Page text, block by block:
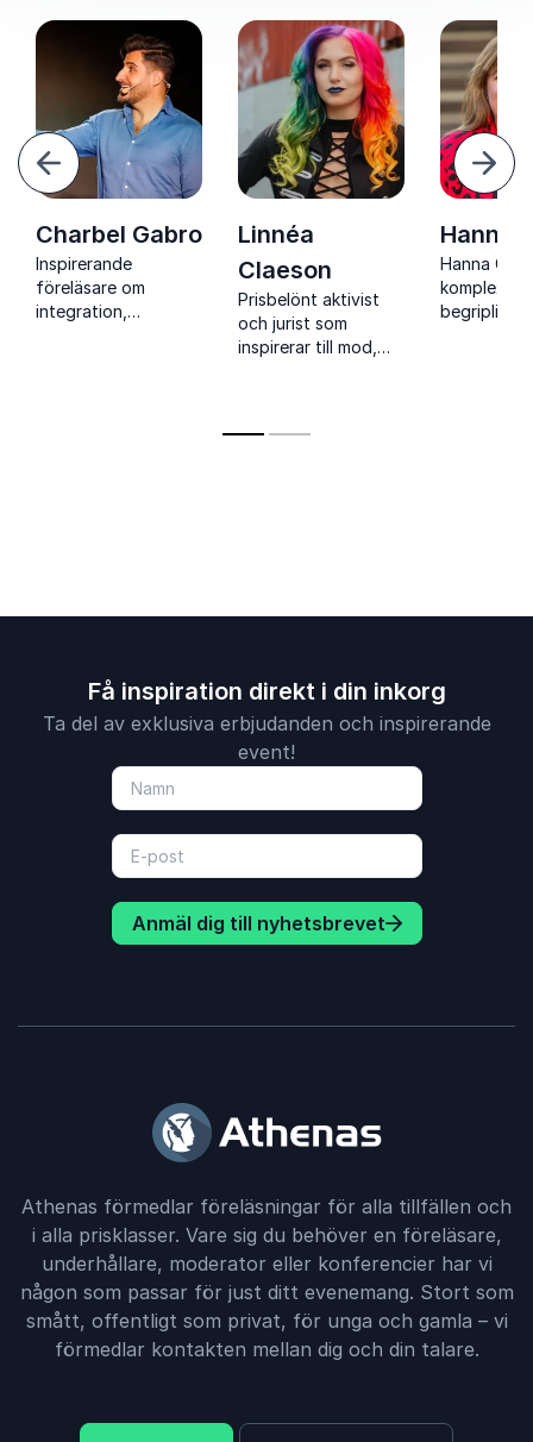
Charbel Gabro
Inspirerande
föreläsare om
integration,
Linnéa
Claeson
Prisbelönt aktivist
och jurist som
inspirerar till mod,
Hanna
Hanna
komplex
begriplig
Få inspiration direkt i din inkorg
Ta del av exklusiva erbjudanden och inspirerande
event!
Anmäl dig till nyhetsbrevet
Athenas förmedlar föreläsningar för alla tillfällen och
i alla prisklasser. Vare sig du behöver en föreläsare,
underhållare, moderator eller konferencier har vi
någon som passar för just ditt evenemang. Stort som
smått, offentligt som privat, för unga och gamla – vi
förmedlar kontakten mellan dig och din talare.